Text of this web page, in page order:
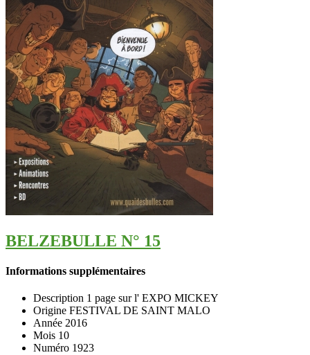
BELZEBULLE N° 15
Informations supplémentaires
Description 1 page sur l' EXPO MICKEY
Origine FESTIVAL DE SAINT MALO
Année 2016
Mois 10
Numéro 1923